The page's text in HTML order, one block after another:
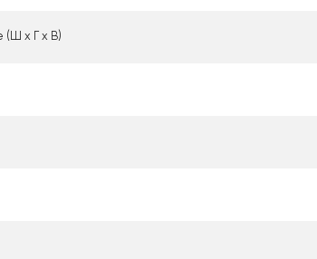
(Ш х Г х В)